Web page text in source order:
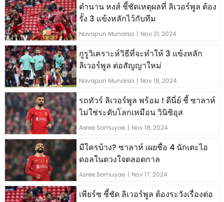
ตำนาน หงส์ ชี้ชัดเหตุผลที่ ลิเวอร์พูล ต้อง
รั้ง 3 แข้งหลักไว้กับทีม
Navapun Munarsa | Nov 21, 2024
กูรูวิเคราะห์วิธีที่จะทำให้ 3 แข้งหลัก
ลิเวอร์พูล ต่อสัญญาใหม่
Navapun Munarsa | Nov 18, 2024
รถทัวร์ ลิเวอร์พูล พร้อม ! ดีนี่ย์ ชี้ ซาลาห์
ไม่ใช่ระดับโลกเหมือน วินิซิอุส
Asree Samuyae | Nov 18, 2024
มีใครบ้าง? ซาลาห์ เผยชื่อ 4 นักเตะไอ
ดอลในดวงใจตลอดกาล
Asree Samuyae | Nov 17, 2024
เพียร์ซ ชี้ชัด ลิเวอร์พูล ต้องระวังเรื่องต่อ